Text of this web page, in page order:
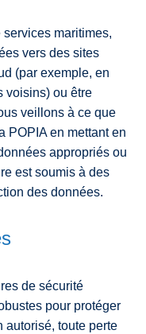
maritimes,
vers des sites
(par exemple, en
voisins) ou être
veillons à ce que
POPIA en mettant en
appropriés ou
est soumis à des
des données.
de sécurité
pour protéger
autorisé, toute perte